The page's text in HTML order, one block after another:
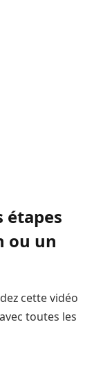
étapes
ou un
cette vidéo
toutes les